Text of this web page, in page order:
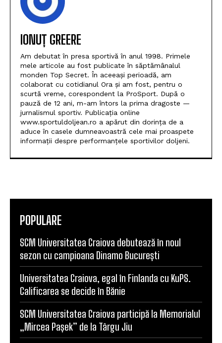
IONUȚ GREERE
Am debutat în presa sportivă în anul 1998. Primele
mele articole au fost publicate în săptămânalul
monden Top Secret. În aceeași perioadă, am
colaborat cu cotidianul Ora și am fost, pentru o
scurtă vreme, corespondent la ProSport. După o
jurnalismul sportiv. Publicația online
POPULARE
SCM Universitatea Craiova debutează în noul
sezon cu campioana Dinamo București
Universitatea Craiova, egal în Finlanda cu KuPS.
Calificarea se decide în Bănie